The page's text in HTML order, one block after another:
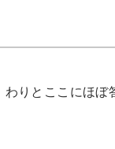
わりとここにほぼ